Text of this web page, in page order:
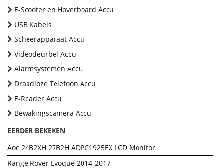
E-Scooter en Hoverboard Accu
USB Kabels
Scheerapparaat Accu
Videodeurbel Accu
Alarmsystemen Accu
Draadloze Telefoon Accu
E-Reader Accu
Bewakingscamera Accu
EERDER BEKEKEN
Aoc 24B2XH 27B2H ADPC1925EX LCD Monitor
Range Rover Evoque 2014-2017